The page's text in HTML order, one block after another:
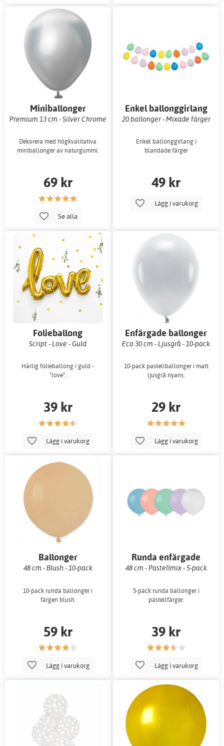
Miniballonger
enfärgade
Premium 13 cm - Silver Chrome
Dekorera med högkvalitativa
miniballonger av naturgummi.
69 kr
Se alla
Enkel ballonggirlang
20 ballonger - Mixade färger
Enkel ballonggirlang i
blandade färger
49 kr
Lägg i varukorg
Folieballong
Script - Love - Guld
Härlig folieballong i guld -
"love".
39 kr
Lägg i varukorg
Enfärgade ballonger
Eco 30 cm - Ljusgrå - 10-pack
10-pack pastellballonger i matt
ljusgrå nyans.
29 kr
Lägg i varukorg
Ballonger
48 cm - Blush - 10-pack
10-pack runda ballonger i
färgen blush.
59 kr
Lägg i varukorg
Runda enfärgade
ballonger
48 cm - Pastellmix - 5-pack
5-pack runda ballonger i
pastellfärger.
39 kr
Lägg i varukorg